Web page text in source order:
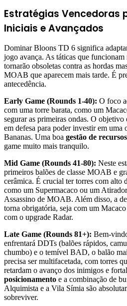
Estratégias Vencedoras
Iniciais e Avançados
Dominar Bloons TD 6 significa
jogo avança. As táticas que
tornarão obsoletas contra as hordas
MOAB que aparecem mais tarde. É
antecedência.
Early Game (Rounds 1-40): O foco
com uma torre barata, como um
segurar as primeiras ondas. O
em defesa para poder investir em uma
Bananas. Uma boa gestão de recursos
game muito mais tranquilo.
Mid Game (Rounds 41-80): Neste
primeiros balões de classe MOAB e
cerâmica. É crucial ter torres com alto
como um Supermacaco ou um
Assassino de MOAB. Além disso, a
torna obrigatória, seja com um
com o upgrade Radar.
Late Game (Rounds 81+): Bem-
enfrentará DDTs (balões rápidos,
chumbo) e o temível BAD, o balão
precisa ser multifacetada, com torres
retardam o avanço dos inimigos e
posicionamento e a combinação de
Alquimista e a Vila Símia são
sobreviver.